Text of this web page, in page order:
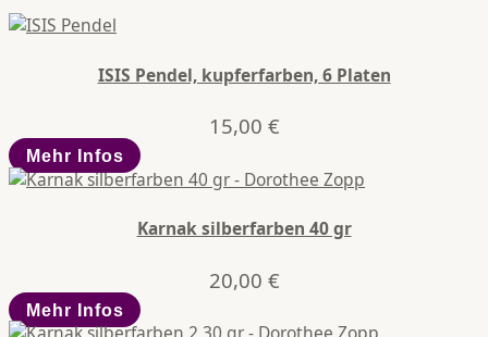
ISIS Pendel, kupferfarben, 6 Platen
15,00 €
Mehr Infos
Karnak silberfarben 40 gr
20,00 €
Mehr Infos